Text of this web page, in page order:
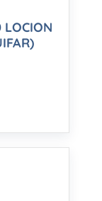
LOCION